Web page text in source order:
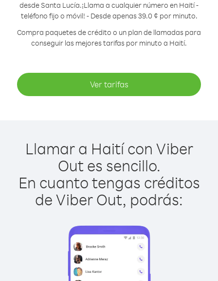
desde Santa Lucía.¡Llama a cualquier número en Haití -
teléfono fijo o móvil! - Desde apenas 39.0 ¢ por minuto.
Compra paquetes de crédito o un plan de llamadas para
conseguir las mejores tarifas por minuto a Haití.
Ver tarifas
Llamar a Haití con Viber
Out es sencillo.
En cuanto tengas créditos
de Viber Out, podrás: